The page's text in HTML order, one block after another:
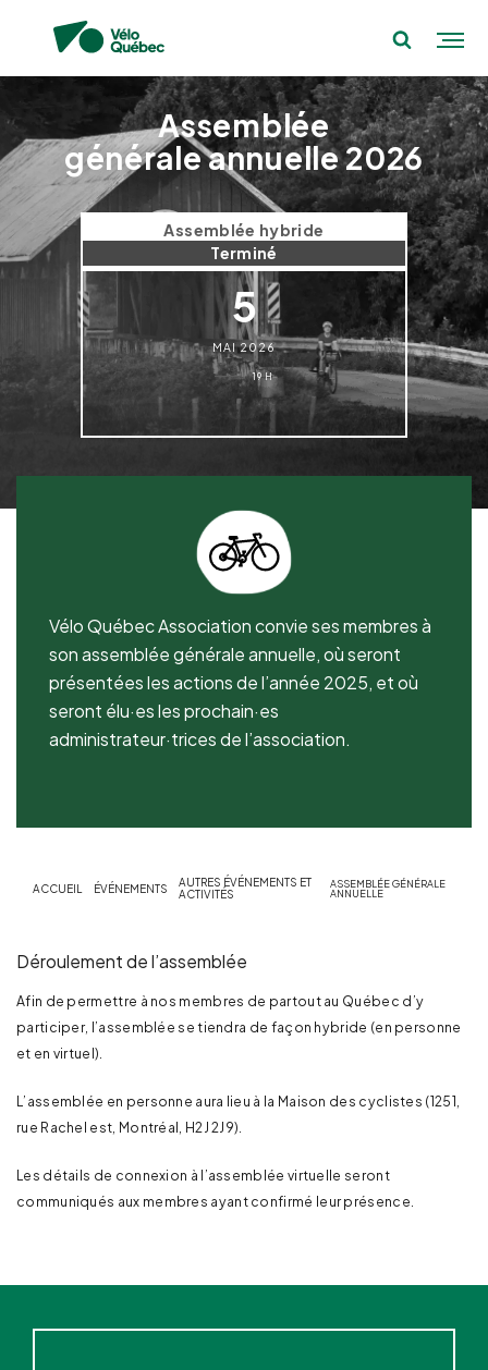
générale annuelle 2026" />
Assemblée
générale annuelle 2026
Assemblée hybride
Terminé
5
MAI 2026
19 H
Vélo Québec Association convie ses membres à
son assemblée générale annuelle, où seront
présentées les actions de l’année 2025, et où
seront élu·es les prochain·es
administrateur·trices de l’association.
ACCUEIL ÉVÉNEMENTS
AUTRES ÉVÉNEMENTS ET
ACTIVITÉS
ASSEMBLÉE GÉNÉRALE
ANNUELLE
Déroulement de l’assemblée
Afin de permettre à nos membres de partout au Québec d’y
participer, l’assemblée se tiendra de façon hybride (en personne
et en virtuel).
L’assemblée en personne aura lieu à la Maison des cyclistes (1251,
rue Rachel est, Montréal, H2J 2J9).
Les détails de connexion à l’assemblée virtuelle seront
communiqués aux membres ayant confirmé leur présence.